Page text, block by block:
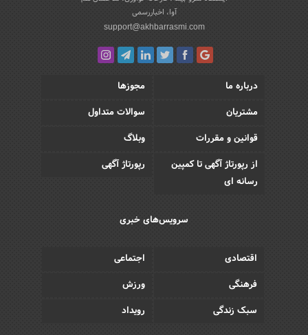
آوا، اخباررسمی
support@akhbarrasmi.com
درباره ما
مجوزها
مشتریان
سوالات متداول
قوانین و مقررات
وبلاگ
از رپورتاژ آگهی تا کمپین
رسانه ای
رپورتاژ آگهی
سرویس‌های خبری
اقتصادی
اجتماعی
فرهنگی
ورزش
سبک زندگی
رویداد